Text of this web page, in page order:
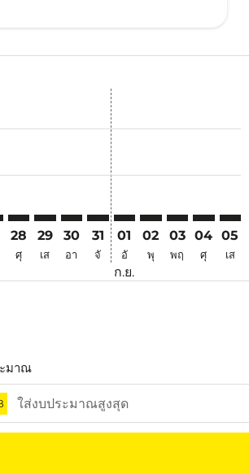
ค้นหาข้อเสนอ
ค้นหาข้อเสนอ
disclaimer. ค้นหาข้อเสนอ
offers-disclaimer. ค้นหาข้อเสนอ
view-offers-disclaimer. ค้นหาข้อเสนอ
cmp-view-offers-disclaimer. ค้นหาข้อเสนอ
cmp-view-offers-disclaimer. ค้นหาข้อเ
cmp-view-offers-disclaimer. ค้นหา
HKG–CXR: cmp-view-offers-disclaimer.
28
ศุ
HKG–CXR: cmp-view-offers-
29
เส
HKG–CXR: cmp-view-offers-
30
อา
HKG–CXR: cmp-view-
31
จั
01
อั
ก.ย.
02
พุ
03
พฤ
04
ศุ
05
เส
มาณ